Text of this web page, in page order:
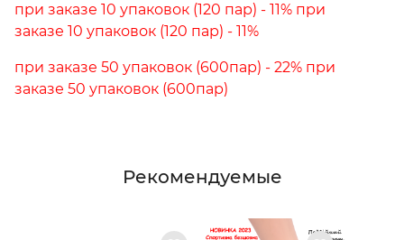
при заказе 10 упаковок (120 пар) - 11% при
заказе 10 упаковок (120 пар) - 11%
при заказе 50 упаковок (600пар) - 22% при
заказе 50 упаковок (600пар)
Рекомендуемые